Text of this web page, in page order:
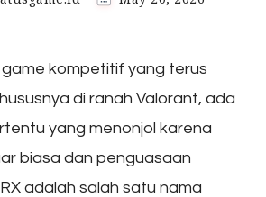
kompetitif yang terus
di ranah Valorant, ada
yang menonjol karena
biasa dan penguasaan
adalah salah satu nama